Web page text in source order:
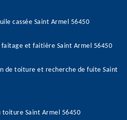
cassée Saint Armel 56450
et faitière Saint Armel 56450
de toiture et recherche de fuite Saint
Saint Armel 56450